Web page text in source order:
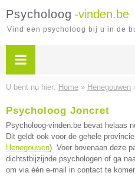
Psycholoog -vinden.be
Vind een psycholoog bij u in de
U bent nu hier: Home » Henegouwen
Psycholoog Joncret
Psycholoog-vinden.be bevat helaas
Dit geldt ook voor de gehele
Henegouwen). Voer bovenaan deze
dichtstbijzijnde psychologen of ga
om via één e-mail in contact te